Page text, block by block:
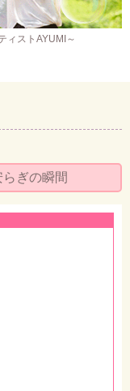
ィストAYUMI～
メント
ぎの瞬間